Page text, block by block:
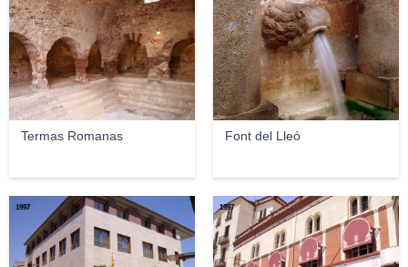
Termas Romanas Font del Lleó
1997 1997